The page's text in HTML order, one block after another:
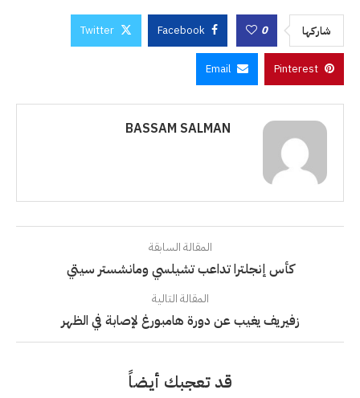
شاركها 0
Facebook
Twitter
Pinterest
Email
BASSAM SALMAN
المقالة السابقة
كأس إنجلترا تداعب تشيلسي ومانشستر سيتي
المقالة التالية
زفيريف يغيب عن دورة هامبورغ لإصابة في الظهر
قد تعجبك أيضاً